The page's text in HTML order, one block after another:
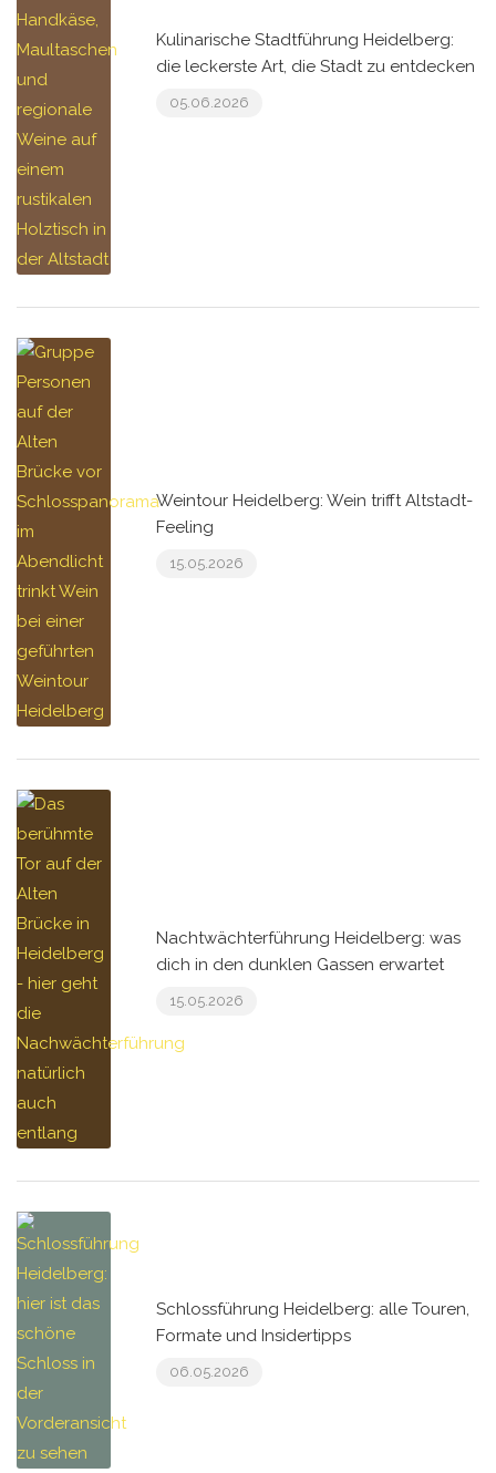
Kulinarische Stadtführung Heidelberg:
die leckerste Art, die Stadt zu entdecken
05.06.2026
Weintour Heidelberg: Wein trifft Altstadt-
Feeling
15.05.2026
Nachtwächterführung Heidelberg: was
dich in den dunklen Gassen erwartet
15.05.2026
Schlossführung Heidelberg: alle Touren,
Formate und Insidertipps
06.05.2026